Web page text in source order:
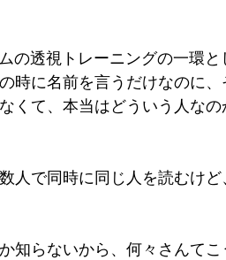
の透視トレーニングの一環
時に名前を言うだけなのに
くて、本当はどういう人なの
人で同時に同じ人を読むけ
知らないから、何々さんて